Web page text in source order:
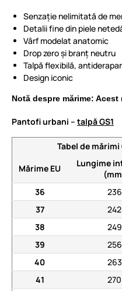
Senzație nelimitată de
Detalii fine din piele
Vârf modelat anatomic
Drop zero și branț neutru
Talpă flexibilă,
Design iconic
Notă despre mărime:
Pantofi urbani – talpă GS1
Tabel de
Mărime EU
Lungime
36
236
37
242
38
249
39
256
40
263
41
270